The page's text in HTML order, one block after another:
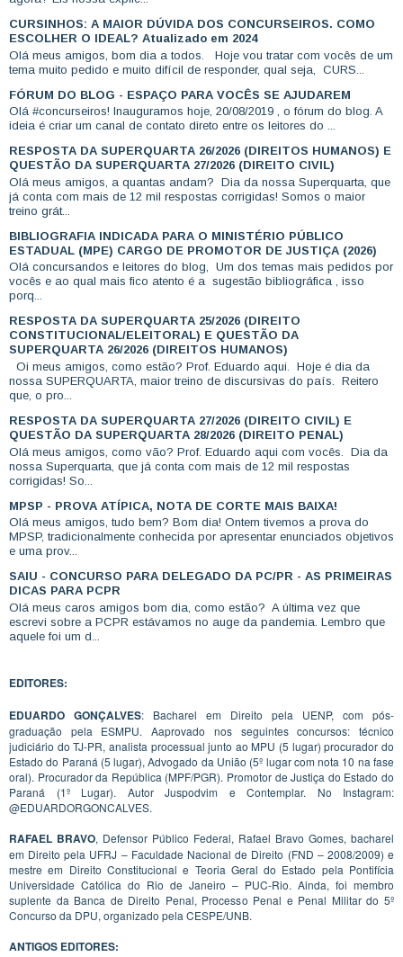
CURSINHOS: A MAIOR DÚVIDA DOS CONCURSEIROS. COMO
ESCOLHER O IDEAL? Atualizado em 2024
Olá meus amigos, bom dia a todos. Hoje vou tratar com vocês de um
tema muito pedido e muito difícil de responder, qual seja, CURS...
FÓRUM DO BLOG - ESPAÇO PARA VOCÊS SE AJUDAREM
Olá #concurseiros! Inauguramos hoje, 20/08/2019 , o fórum do blog. A
ideia é criar um canal de contato direto entre os leitores do ...
RESPOSTA DA SUPERQUARTA 26/2026 (DIREITOS HUMANOS) E
QUESTÃO DA SUPERQUARTA 27/2026 (DIREITO CIVIL)
Olá meus amigos, a quantas andam? Dia da nossa Superquarta, que
já conta com mais de 12 mil respostas corrigidas! Somos o maior
treino grát...
BIBLIOGRAFIA INDICADA PARA O MINISTÉRIO PÚBLICO
ESTADUAL (MPE) CARGO DE PROMOTOR DE JUSTIÇA (2026)
Olá concursandos e leitores do blog, Um dos temas mais pedidos por
vocês e ao qual mais fico atento é a sugestão bibliográfica , isso
porq...
RESPOSTA DA SUPERQUARTA 25/2026 (DIREITO
CONSTITUCIONAL/ELEITORAL) E QUESTÃO DA
SUPERQUARTA 26/2026 (DIREITOS HUMANOS)
Oi meus amigos, como estão? Prof. Eduardo aqui. Hoje é dia da
nossa SUPERQUARTA, maior treino de discursivas do país. Reitero
que, o pro...
RESPOSTA DA SUPERQUARTA 27/2026 (DIREITO CIVIL) E
QUESTÃO DA SUPERQUARTA 28/2026 (DIREITO PENAL)
Olá meus amigos, como vão? Prof. Eduardo aqui com vocês. Dia da
nossa Superquarta, que já conta com mais de 12 mil respostas
corrigidas! So...
MPSP - PROVA ATÍPICA, NOTA DE CORTE MAIS BAIXA!
Olá meus amigos, tudo bem? Bom dia! Ontem tivemos a prova do
MPSP, tradicionalmente conhecida por apresentar enunciados objetivos
e uma prov...
SAIU - CONCURSO PARA DELEGADO DA PC/PR - AS PRIMEIRAS
DICAS PARA PCPR
Olá meus caros amigos bom dia, como estão? A última vez que
escrevi sobre a PCPR estávamos no auge da pandemia. Lembro que
aquele foi um d...
EDITORES:
EDUARDO GONÇALVES: Bacharel em Direito pela UENP, com pós-
graduação pela ESMPU. Aaprovado nos seguintes concursos: técnico
judiciário do TJ-PR, analista processual junto ao MPU (5 lugar) procurador do
Estado do Paraná (5 lugar), Advogado da União (5º lugar com nota 10 na fase
oral). Procurador da República (MPF/PGR). Promotor de Justiça do Estado do
Paraná (1º Lugar). Autor Juspodvim e Contemplar. No Instagram:
@EDUARDORGONCALVES.
RAFAEL BRAVO, Defensor Público Federal, Rafael Bravo Gomes, bacharel
em Direito pela UFRJ – Faculdade Nacional de Direito (FND – 2008/2009) e
mestre em Direito Constitucional e Teoria Geral do Estado pela Pontifícia
Universidade Católica do Rio de Janeiro – PUC-Rio. Ainda, foi membro
suplente da Banca de Direito Penal, Processo Penal e Penal Militar do 5º
Concurso da DPU, organizado pela CESPE/UNB.
ANTIGOS EDITORES: